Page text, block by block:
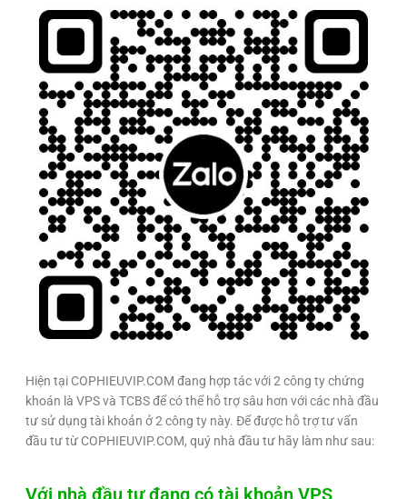
Hiện tại COPHIEUVIP.COM đang hợp tác với 2 công ty chứng
khoán là VPS và TCBS để có thể hỗ trợ sâu hơn với các nhà đầu
tư sử dụng tài khoản ở 2 công ty này. Để được hỗ trợ tư vấn
đầu tư từ COPHIEUVIP.COM, quý nhà đầu tư hãy làm như sau:
Với nhà đầu tư đang có tài khoản VPS